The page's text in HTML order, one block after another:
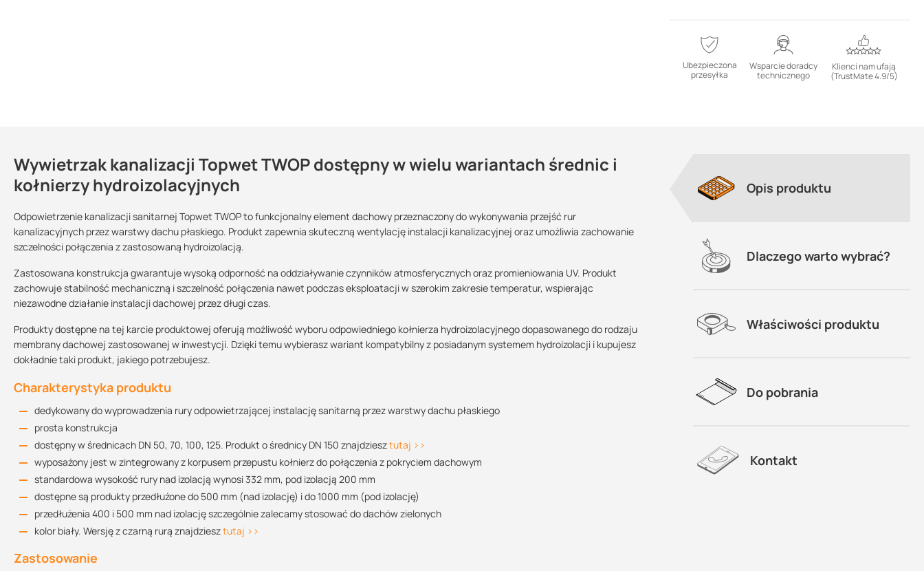
Ubezpieczona
przesyłka
Wsparcie doradcy
technicznego
Klienci nam ufają
(TrustMate 4.9/5)
Wywietrzak kanalizacji Topwet TWOP dostępny w wielu wariantach średnic i
kołnierzy hydroizolacyjnych
Odpowietrzenie kanalizacji sanitarnej Topwet TWOP to funkcjonalny element dachowy przeznaczony do wykonywania przejść rur
kanalizacyjnych przez warstwy dachu płaskiego. Produkt zapewnia skuteczną wentylację instalacji kanalizacyjnej oraz umożliwia zachowanie
szczelności połączenia z zastosowaną hydroizolacją.
Zastosowana konstrukcja gwarantuje wysoką odporność na oddziaływanie czynników atmosferycznych oraz promieniowania UV. Produkt
zachowuje stabilność mechaniczną i szczelność połączenia nawet podczas eksploatacji w szerokim zakresie temperatur, wspierając
niezawodne działanie instalacji dachowej przez długi czas.
Produkty dostępne na tej karcie produktowej oferują możliwość wyboru odpowiedniego kołnierza hydroizolacyjnego dopasowanego do rodzaju
membrany dachowej zastosowanej w inwestycji. Dzięki temu wybierasz wariant kompatybilny z posiadanym systemem hydroizolacji i kupujesz
dokładnie taki produkt, jakiego potrzebujesz.
Charakterystyka produktu
dedykowany do wyprowadzenia rury odpowietrzającej instalację sanitarną przez warstwy dachu płaskiego
prosta konstrukcja
dostępny w średnicach DN 50, 70, 100, 125. Produkt o średnicy DN 150 znajdziesztutaj >>
wyposażony jest w zintegrowany z korpusem przepustu kołnierz do połączenia z pokryciem dachowym
standardowa wysokość rury nad izolacją wynosi 332 mm, pod izolacją 200 mm
dostępne są produkty przedłużone do 500 mm (nad izolację) i do 1000 mm (pod izolację)
przedłużenia 400 i 500 mm nad izolację szczególnie zalecamy stosować do dachów zielonych
kolor biały. Wersję z czarną rurą znajdziesztutaj >>
Zastosowanie
Dlaczego warto zastosować odpowietrzenie kanalizacji?
zapewnia szczelnie przejście przez poszycie dachu dla pionu kanalizacyjnego
jest UV odporny
nie wymaga regularnych kontroli ani konserwacji
szybki montaż
kupując ten produkt u nas otrzymujesz profesjonalną obsługę logistyczną oraz wsparcie w zakresie doradztwa technicznego
Sprzedajemy na:
sztuki
Podlega zwrotowi?:
tak
Karta techniczna
62.12 KB
POBIERZ
Instrukcja montażu
522.57 KB
Deklaracja własności użytkowych
Rysunek techniczny DN50
130.17 KB
Rysunek techniczny DN70
130.21 KB
Rysunek techniczny DN110
Kontakt
Maszy pytania lub wątpliwości?
Skontaktuj się z nami
Kamil Świercz
Specjalista doradca
+48 732 227 614
07:00 - 15:00
kamil.swiercz@suez.com.pl
Opis produktu
Dlaczego warto wybrać?
Właściwości produktu
Do pobrania
Kontakt